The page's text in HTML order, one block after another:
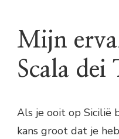
Mijn
Scala dei
Als je ooit op Sicilië
kans groot dat je